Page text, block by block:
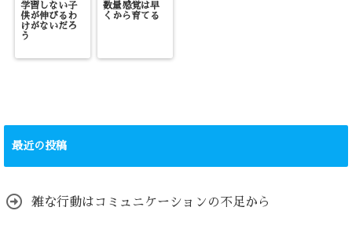
学習しない子
供が伸びるわ
けがないだろ
う
数量感覚は早
くから育てる
最近の投稿
雑な行動はコミュニケーションの不足から